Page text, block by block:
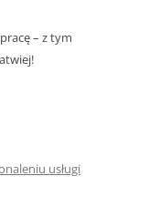
– z tym
usługi